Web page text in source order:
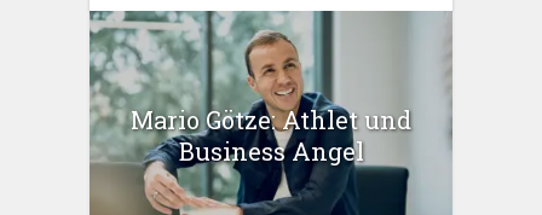
Mario Götze: Athlet und
Business Angel